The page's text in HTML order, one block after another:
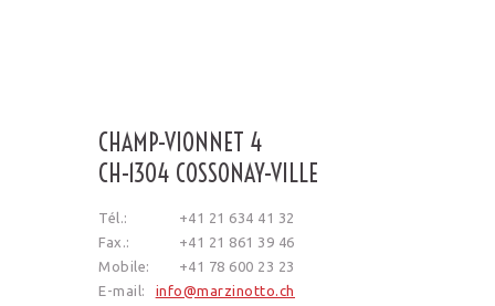
CHAMP-VIONNET 4
CH-1304 COSSONAY-VILLE
Tél.:
+41 21 634 41 32
Fax.:
+41 21 861 39 46
Mobile:
+41 78 600 23 23
E-mail:
info@marzinotto.ch